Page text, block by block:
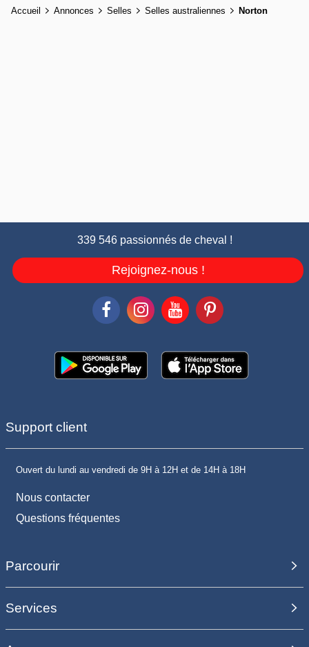
Accueil Annonces Selles Selles australiennes Norton
339 546 passionnés de cheval !
Rejoignez-nous !
Support client
Ouvert du lundi au vendredi de 9H à 12H et de 14H à 18H
Nous contacter
Questions fréquentes
Parcourir
Services